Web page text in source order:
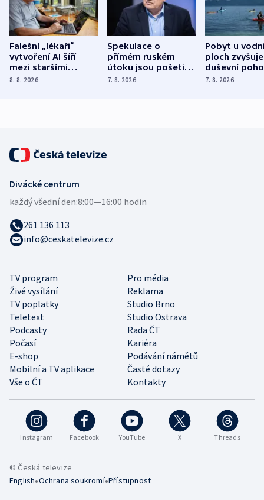
Falešní „lékaři“
vytvoření AI šíří
mezi staršími
Poláky nebezpečné
8. 8. 2026
Spekulace o
přímém ruském
útoku jsou pošetilé,
míní estonský
7. 8. 2026
Pobyt u
ploch zvyšuje
duševní
ukázala
7. 8. 2026
Instagram Facebook YouTube X Threads
TV program
Pro média
Živé vysílání
Reklama
TV poplatky
Studio Brno
Teletext
Studio Ostrava
Podcasty
Rada ČT
Počasí
Kariéra
E-shop
Podávání námětů
Mobilní a TV aplikace
Časté dotazy
Vše o ČT
Kontakty
Divácké centrum
každý všední den:8:00—16:00 hodin
261 136 113
info@ceskatelevize.cz
© Česká televize
English•Ochrana soukromí•Přístupnost